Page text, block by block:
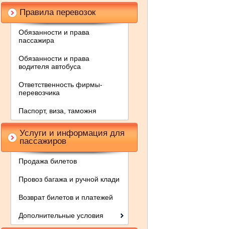
Правила перевозок
Обязанности и права
пассажира
Обязанности и права
водителя автобуса
Ответственность фирмы-
перевозчика
Паспорт, виза, таможня
Услуги и информация для
пассажиров
Продажа билетов
Провоз багажа и ручной клади
Возврат билетов и платежей
Дополнительные условия